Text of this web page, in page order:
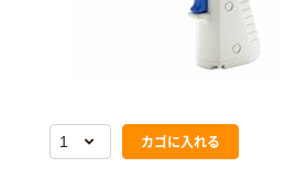
カゴに入れる